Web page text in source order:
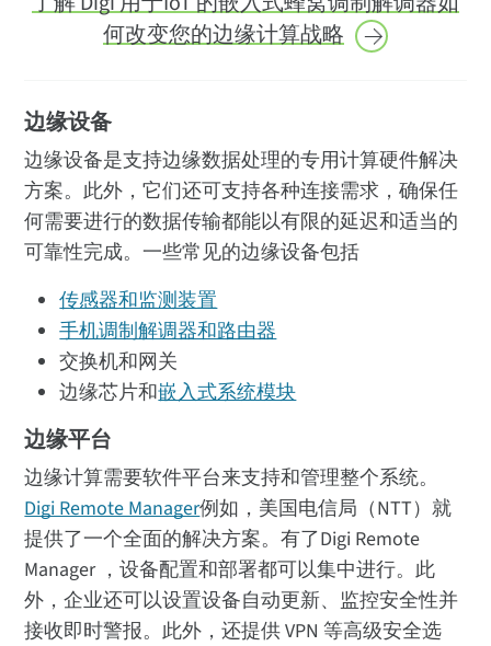
何改变您的边缘计算战略
边缘设备
边缘设备是支持边缘数据处理的专用计算硬件解决
方案。此外，它们还可支持各种连接需求，确保任
何需要进行的数据传输都能以有限的延迟和适当的
可靠性完成。一些常见的边缘设备包括
传感器和监测装置
手机调制解调器和路由器
交换机和网关
边缘芯片和嵌入式系统模块
边缘平台
边缘计算需要软件平台来支持和管理整个系统。
Digi Remote Manager例如，美国电信局（NTT）就
提供了一个全面的解决方案。有了Digi Remote
Manager ，设备配置和部署都可以集中进行。此
外，企业还可以设置设备自动更新、监控安全性并
接收即时警报。此外，还提供 VPN 等高级安全选